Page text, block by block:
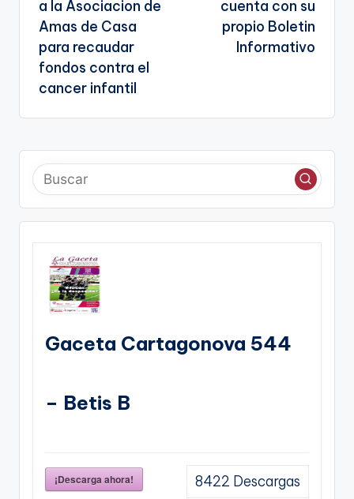
a la Asociacion de
Amas de Casa
para recaudar
fondos contra el
cancer infantil
cuenta con su
propio Boletin
Informativo
Gaceta Cartagonova 544
– Betis B
¡Descarga ahora! 8422 Descargas